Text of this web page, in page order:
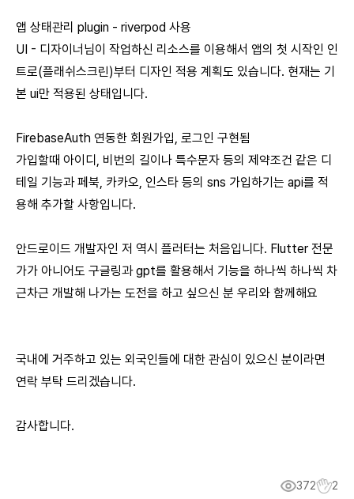
앱 상태관리 plugin - riverpod 사용
UI - 디자이너님이 작업하신 리소스를 이용해서 앱의 첫 시작인 인
트로(플래쉬스크린)부터 디자인 적용 계획도 있습니다. 현재는 기
본 ui만 적용된 상태입니다.
FirebaseAuth 연동한 회원가입, 로그인 구현됨
가입할때 아이디, 비번의 길이나 특수문자 등의 제약조건 같은 디
테일 기능과 페북, 카카오, 인스타 등의 sns 가입하기는 api를 적
용해 추가할 사항입니다.
안드로이드 개발자인 저 역시 플러터는 처음입니다. Flutter 전문
가가 아니어도 구글링과 gpt를 활용해서 기능을 하나씩 하나씩 차
근차근 개발해 나가는 도전을 하고 싶으신 분 우리와 함께해요
국내에 거주하고 있는 외국인들에 대한 관심이 있으신 분이라면
연락 부탁 드리겠습니다.
감사합니다.
372 2